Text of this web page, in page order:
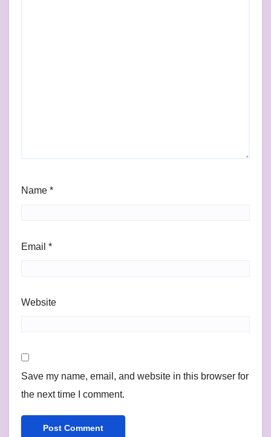
Name *
Email *
Website
Save my name, email, and website in this browser for
the next time I comment.